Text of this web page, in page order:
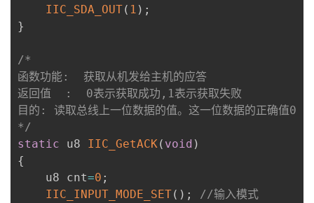
IIC_SDA_OUT( 1 ) ;
}
/*
函数功能:  获取从机发给主机的应答
返回值  :  0表示获取成功,1表示获取失败
目的: 读取总线上一位数据的值。这一位数据的正确值0
*/
static u8 IIC_GetACK ( void )
{
    u8 cnt
=0 ;
IIC_INPUT_MODE_SET( ) ;
//输入模式